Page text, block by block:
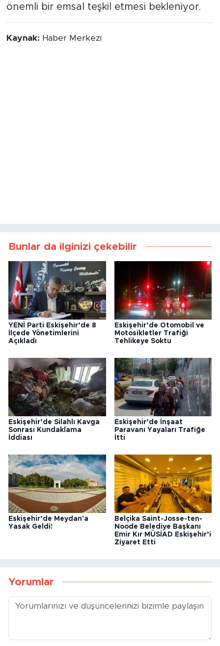
önemli bir emsal teşkil etmesi bekleniyor.
Kaynak: Haber Merkezi
Bunlar da ilginizi çekebilir
YENİ Parti Eskişehir’de 8
İlçede Yönetimlerini
Açıkladı
Eskişehir’de Otomobil ve
Motosikletler Trafiği
Tehlikeye Soktu
Eskişehir’de Silahlı Kavga
Sonrası Kundaklama
İddiası
Eskişehir’de İnşaat
Paravanı Yayaları Trafiğe
İtti
Eskişehir’de Meydan'a
Yasak Geldi!
Belçika Saint-Josse-ten-
Noode Belediye Başkanı
Emir Kır MÜSİAD Eskişehir’i
Ziyaret Etti
Yorumlar